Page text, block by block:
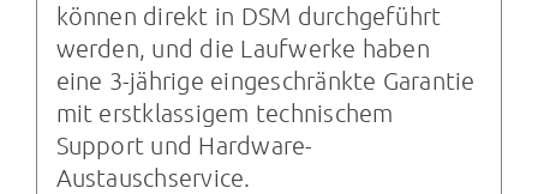
können direkt in DSM durchgeführt
werden, und die Laufwerke haben
eine 3-jährige eingeschränkte Garantie
mit erstklassigem technischem
Support und Hardware-
Austauschservice.